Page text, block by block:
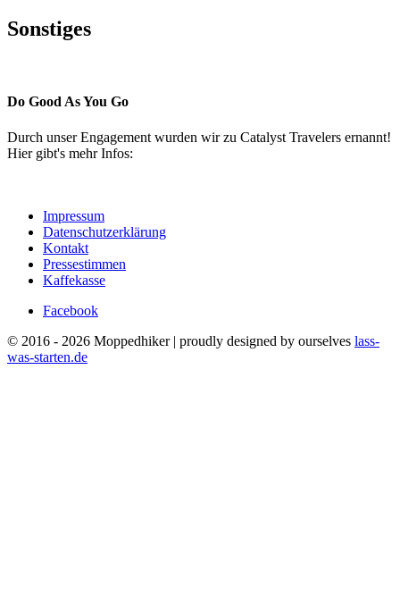
Sonstiges
Do Good As You Go
Durch unser Engagement wurden wir zu Catalyst Travelers ernannt!
Hier gibt's mehr Infos:
Impressum
Datenschutzerklärung
Kontakt
Pressestimmen
Kaffekasse
Facebook
© 2016 - 2026 Moppedhiker | proudly designed by ourselves lass-
was-starten.de